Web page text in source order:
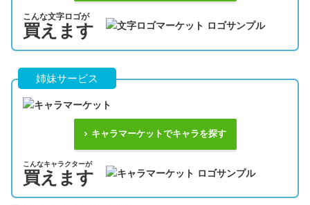
こんな文字ロゴが
買えます
姉妹サービス
キャラマーケットでキャラを探す
こんなキャラクターが
買えます